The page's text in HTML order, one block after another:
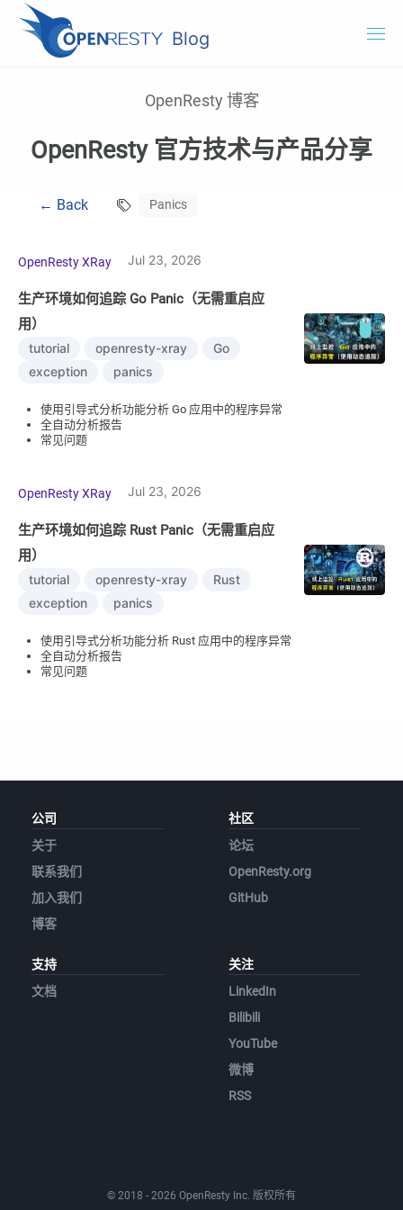
Blog
OpenResty Edge
文档
试用 OpenResty XRay
OpenResty 博客
OpenResty 官方技术与产品分享
← Back Panics
OpenResty XRay Jul 23, 2026
生产环境如何追踪 Go Panic（无需重启应
用）
tutorial openresty-xray
Go
exception
panics
使用引导式分析功能分析 Go 应用中的程序异常
全自动分析报告
常见问题
OpenResty XRay Jul 23, 2026
生产环境如何追踪 Rust Panic（无需重启应
用）
tutorial openresty-xray
Rust
exception
panics
使用引导式分析功能分析 Rust 应用中的程序异常
全自动分析报告
常见问题
公司
关于
联系我们
加入我们
博客
社区
论坛
OpenResty.org
GitHub
支持
文档
关注
LinkedIn
Bilibili
YouTube
微博
RSS
© 2018 - 2026 OpenResty Inc. 版权所有